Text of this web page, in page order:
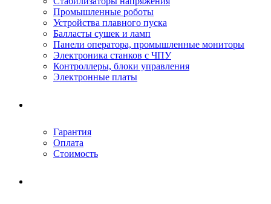
Промышленные роботы
Устройства плавного пуска
Балласты сушек и ламп
Панели оператора, промышленные мониторы
Электроника станков с ЧПУ
Контроллеры, блоки управления
Электронные платы
Гарантия
Оплата
Стоимость